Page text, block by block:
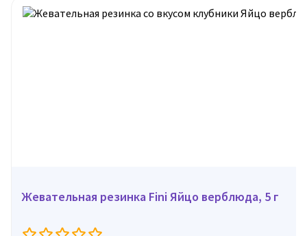
Жевательная резинка Fini Яйцо верблюда, 5 г